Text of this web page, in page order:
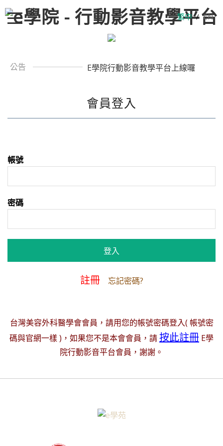
繁中 / EN
公告 E學院行動影音教學平台上線囉
會員登入
帳號
密碼
註冊 忘記密碼?
台灣美容外科醫學會會員，請用您的帳號密碼登入( 帳號密
碼與官網一樣 )，如果您不是本會會員，請按此註冊 E學
院行動影音平台會員，謝謝。